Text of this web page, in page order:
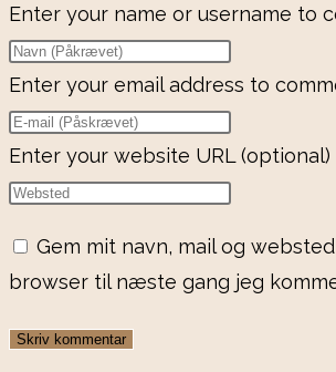
Enter your name or username to
Enter your email address to
Enter your website URL (optional)
Gem mit navn, mail og
browser til næste gang jeg